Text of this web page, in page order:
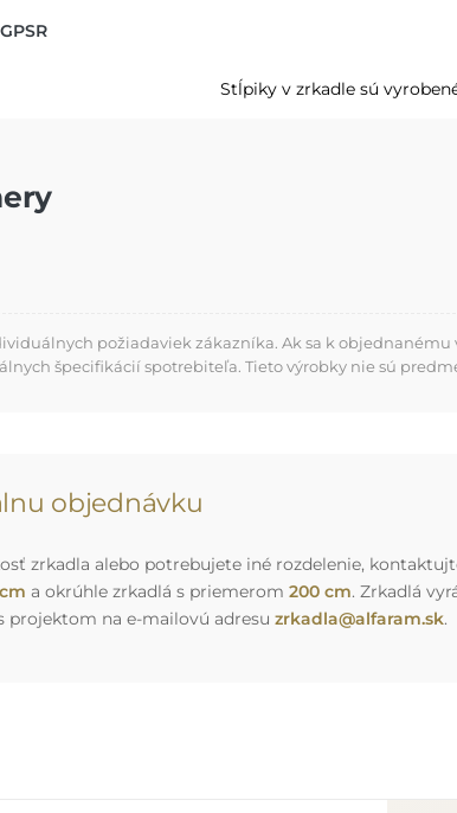
GPSR
Stĺpiky v zrkadle sú
požiadaviek zákazníka. Ak sa k
špecifikácií spotrebiteľa. Tieto výrobky nie sú
objednávku
zrkadla alebo potrebujete iné rozdelenie,
a okrúhle zrkadlá s priemerom 200 cm. Zrkadlá
projektom na e-mailovú adresu zrkadla@alfaram.sk.